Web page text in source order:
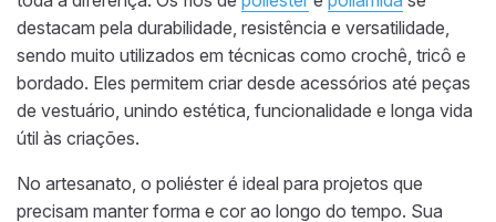
destacam pela durabilidade, resistência e versatilidade,
sendo muito utilizados em técnicas como crochê, tricô e
bordado. Eles permitem criar desde acessórios até peças
de vestuário, unindo estética, funcionalidade e longa vida
útil às criações.
No artesanato, o poliéster é ideal para projetos que
precisam manter forma e cor ao longo do tempo. Sua